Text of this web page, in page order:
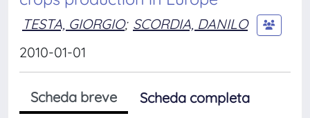
TESTA, GIORGIO; SCORDIA, DANILO
2010-01-01
Scheda breve
Scheda completa